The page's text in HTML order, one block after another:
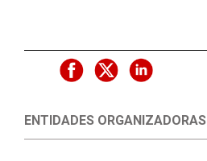
ENTIDADES ORGANIZADORAS